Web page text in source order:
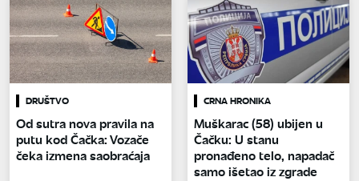
DRUŠTVO
Od sutra nova pravila na
putu kod Čačka: Vozače
čeka izmena saobraćaja
CRNA HRONIKA
Muškarac (58) ubijen u
Čačku: U stanu
pronađeno telo, napadač
samo išetao iz zgrade